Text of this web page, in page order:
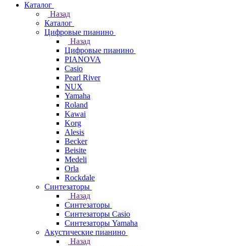
Каталог
Назад
Каталог
Цифровые пианино
Назад
Цифровые пианино
PIANOVA
Casio
Pearl River
NUX
Yamaha
Roland
Kawai
Korg
Alesis
Becker
Beisite
Medeli
Orla
Rockdale
Синтезаторы
Назад
Синтезаторы
Синтезаторы Casio
Синтезаторы Yamaha
Акустические пианино
Назад